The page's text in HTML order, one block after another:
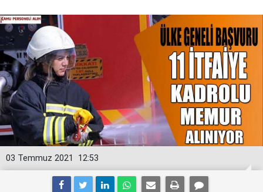
12:53
03 Temmuz 2021